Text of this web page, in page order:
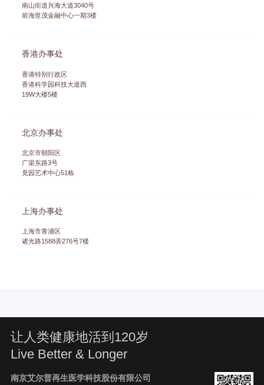
南山街道兴海大道3040号
前海世茂金融中心一期3楼
香港办事处
香港特别行政区
香港科学园科技大道西
19W大楼5楼
北京办事处
北京市朝阳区
广渠东路3号
竟园艺术中心51栋
上海办事处
上海市青浦区
诸光路1588弄276号7楼
让人类健康地活到120岁
Live Better & Longer
南京艾尔普再生医学科技股份有限公司